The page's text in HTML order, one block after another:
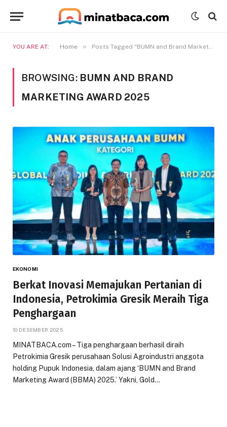
YOU ARE AT: Home » Posts Tagged "BUMN and Brand Marketing Award 2025"
BROWSING: BUMN AND BRAND
MARKETING AWARD 2025
EKONOMI
Berkat Inovasi Memajukan Pertanian di
Indonesia, Petrokimia Gresik Meraih Tiga
Penghargaan
10 DESEMBER 2025
MINATBACA.com – Tiga penghargaan berhasil diraih
Petrokimia Gresik perusahaan Solusi Agroindustri anggota
holding Pupuk Indonesia, dalam ajang ‘BUMN and Brand
Marketing Award (BBMA) 2025.’ Yakni, Gold…